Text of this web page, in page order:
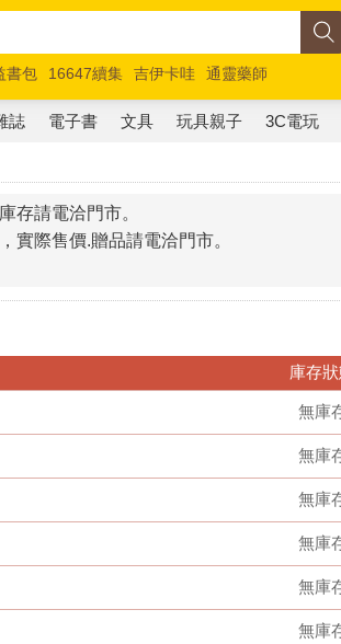
書包 16647續集 吉伊卡哇
通靈藥師
克 玩具總動員5 超慢跑
誌 電子書 文具 玩具親子 3C電玩
存請電洽門市。
實際售價.贈品請電洽門市。
庫存
無庫
無庫
無庫
無庫
無庫
無庫